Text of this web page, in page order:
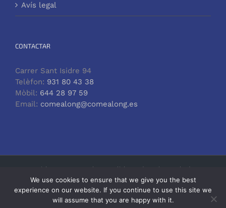
Avís legal
CONTACTAR
Carrer Sant Isidre 94
Telèfon: 931 80 43 38
Mòbil: 644 28 97 59
Email: comealong@comealong.es
Copyright 2026 Come Along English Academy | Tots els drets
reservats |Come Along
We use cookies to ensure that we give you the best
experience on our website. If you continue to use this site we
will assume that you are happy with it.